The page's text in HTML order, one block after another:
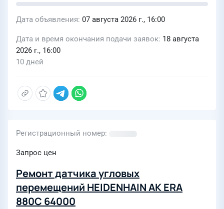
Дата объявления 07 августа 2026 г., 16:00
Дата и время окончания подачи заявок 18 августа
2026 г., 16:00
10 дней
Регистрационный номер
Запрос цен
Ремонт датчика угловых
перемещений HEIDENHAIN AK ERA
880C 64000